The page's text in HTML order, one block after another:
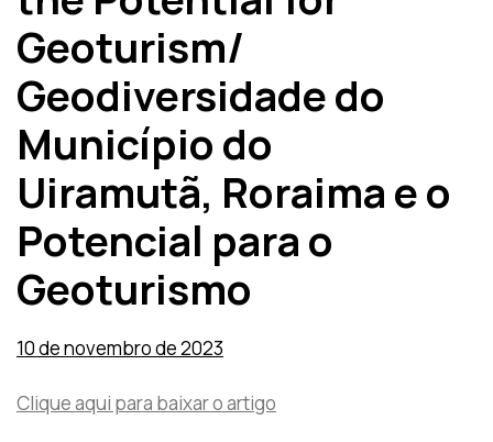
Geoturism/
Geodiversidade do
Município do
Uiramutã, Roraima e o
Potencial para o
Geoturismo
10 de novembro de 2023
Clique aqui para baixar o artigo